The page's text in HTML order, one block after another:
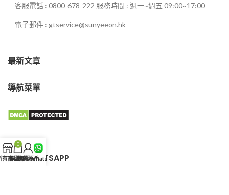
客服電話 : 0800-678-222 服務時間 : 週一~週五 09:00~17:00
電子郵件 : gtservice@sunyeeon.hk
最新文章
導航菜單
客服WHATSAPP
有商品
0
購物車我的賬戶
客服WhatsApp